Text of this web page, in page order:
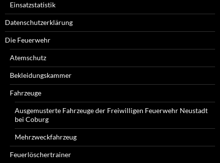
Einsatzstatistik
Datenschutzerklärung
Die Feuerwehr
Atemschutz
Bekleidungskammer
Fahrzeuge
Ausgemusterte Fahrzeuge der Freiwilligen Feuerwehr Neustadt
bei Coburg
Mehrzweckfahrzeug
Feuerlöschertrainer